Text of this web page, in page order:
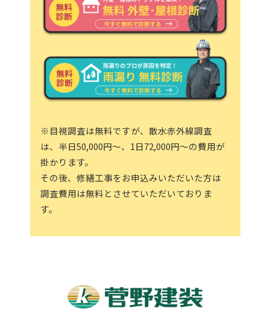
※目視調査は無料ですが、散水赤外線調査
は、半日50,000円～、1日72,000円～の費用が
掛かります。
その後、修繕工事をお申込みいただいた方は
調査費用は無料とさせていただいておりま
す。